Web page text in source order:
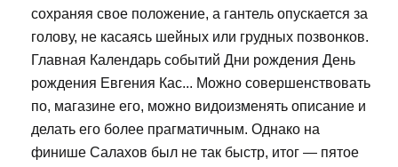
сохраняя свое положение, а гантель опускается за
голову, не касаясь шейных или грудных позвонков.
Главная Календарь событий Дни рождения День
рождения Евгения Кас... Можно совершенствовать
по, магазине его, можно видоизменять описание и
делать его более прагматичным. Однако на
финише Салахов был не так быстр, итог — пятое